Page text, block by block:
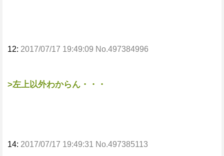
12: 2017/07/17 19:49:09 No.497384996
>左上以外わからん・・・
14: 2017/07/17 19:49:31 No.497385113